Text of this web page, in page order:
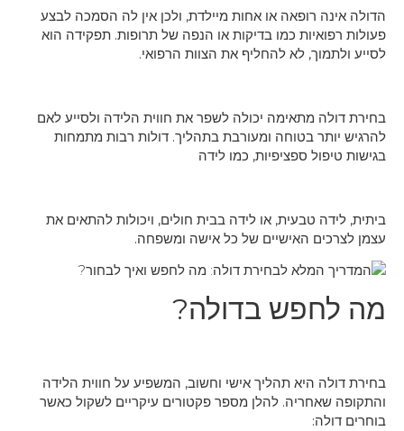
רופאה או אחות מיילדת, ולכן אין לה הסמכה לבצע
כמו בדיקות או הנפה של תרופות. תפקידה הוא
לא להחליף את הצוות הרפואי.
מתאימה יכולה לשפר את חווית הלידה ולסייע לאם
בטוחה ומעורבת בתהליך. דולות רבות מתמחות
ספציפיות, כמו לידה
טבעית, או לידה בבית חולים, ויכולות להתאים את
האישיים של כל אישה ומשפחה.
בדולה?
היא תהליך אישי וחשוב, המשפיע על חווית הלידה
להלן מספר פקטורים עיקריים לשקול כאשר